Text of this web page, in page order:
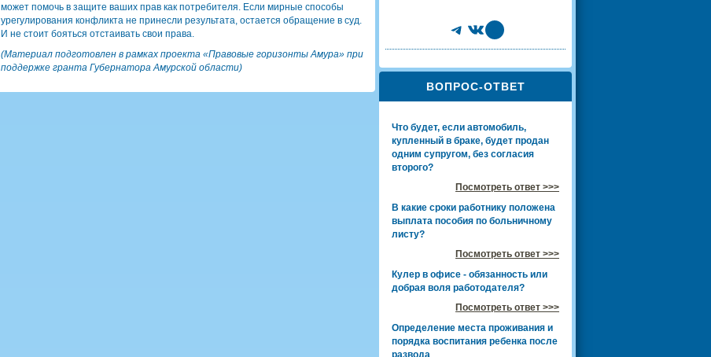
может помочь в защите ваших прав как потребителя. Если мирные способы
урегулирования конфликта не принесли результата, остается обращение в суд.
И не стоит бояться отстаивать свои права.
(Материал подготовлен в рамках проекта «Правовые горизонты Амура» при
поддержке гранта Губернатора Амурской области)
Telegram
VKShare Icon
ВОПРОС-ОТВЕТ
Что будет, если автомобиль,
купленный в браке, будет продан
одним супругом, без согласия
второго?
Посмотреть ответ >>>
В какие сроки работнику положена
выплата пособия по больничному
листу?
Посмотреть ответ >>>
Кулер в офисе - обязанность или
добрая воля работодателя?
Посмотреть ответ >>>
Определение места проживания и
порядка воспитания ребенка после
развода